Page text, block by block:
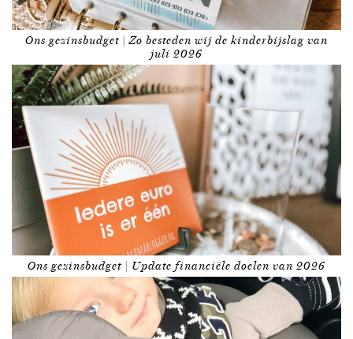
Ons gezinsbudget | Zo besteden wij de kinderbijslag van
juli 2026
Ons gezinsbudget | Update financiële doelen van 2026